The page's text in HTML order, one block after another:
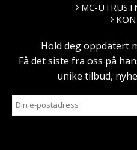
MC-
Hold deg oppdatert
Få det siste fra oss på
unike tilbud,